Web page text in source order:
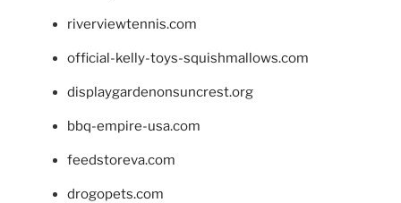
riverviewtennis.com
official-kelly-toys-squishmallows.com
displaygardenonsuncrest.org
bbq-empire-usa.com
feedstoreva.com
drogopets.com